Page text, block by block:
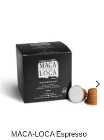
MACA-LOCA Espresso